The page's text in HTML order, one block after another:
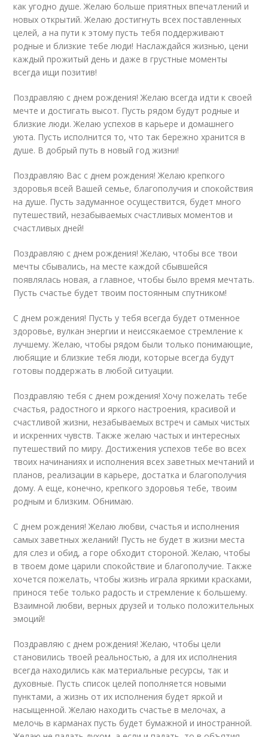
как угодно душе. Желаю больше приятных впечатлений и
новых открытий. Желаю достигнуть всех поставленных
целей, а на пути к этому пусть тебя поддерживают
родные и близкие тебе люди! Наслаждайся жизнью, цени
каждый прожитый день и даже в грустные моменты
всегда ищи позитив!
Поздравляю с днем рождения! Желаю всегда идти к своей
мечте и достигать высот. Пусть рядом будут родные и
близкие люди. Желаю успехов в карьере и домашнего
уюта. Пусть исполнится то, что так бережно хранится в
душе. В добрый путь в новый год жизни!
Поздравляю Вас с днем рождения! Желаю крепкого
здоровья всей Вашей семье, благополучия и спокойствия
на душе. Пусть задуманное осуществится, будет много
путешествий, незабываемых счастливых моментов и
счастливых дней!
Поздравляю с днем рождения! Желаю, чтобы все твои
мечты сбывались, на месте каждой сбывшейся
появлялась новая, а главное, чтобы было время мечтать.
Пусть счастье будет твоим постоянным спутником!
С днем рождения! Пусть у тебя всегда будет отменное
здоровье, вулкан энергии и неиссякаемое стремление к
лучшему. Желаю, чтобы рядом были только понимающие,
любящие и близкие тебя люди, которые всегда будут
готовы поддержать в любой ситуации.
Поздравляю тебя с днем рождения! Хочу пожелать тебе
счастья, радостного и яркого настроения, красивой и
счастливой жизни, незабываемых встреч и самых чистых
и искренних чувств. Также желаю частых и интересных
путешествий по миру. Достижения успехов тебе во всех
твоих начинаниях и исполнения всех заветных мечтаний и
планов, реализации в карьере, достатка и благополучия
дому. А еще, конечно, крепкого здоровья тебе, твоим
родным и близким. Обнимаю.
С днем рождения! Желаю любви, счастья и исполнения
самых заветных желаний! Пусть не будет в жизни места
для слез и обид, а горе обходит стороной. Желаю, чтобы
в твоем доме царили спокойствие и благополучие. Также
хочется пожелать, чтобы жизнь играла яркими красками,
принося тебе только радость и стремление к большему.
Взаимной любви, верных друзей и только положительных
эмоций!
Поздравляю с днем рождения! Желаю, чтобы цели
становились твоей реальностью, а для их исполнения
всегда находились как материальные ресурсы, так и
духовные. Пусть список целей пополняется новыми
пунктами, а жизнь от их исполнения будет яркой и
насыщенной. Желаю находить счастье в мелочах, а
мелочь в карманах пусть будет бумажной и иностранной.